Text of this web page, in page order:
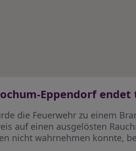
Eppendorf
die Feuerwehr zu einem
auf einen ausgelösten
nicht wahrnehmen konnte,